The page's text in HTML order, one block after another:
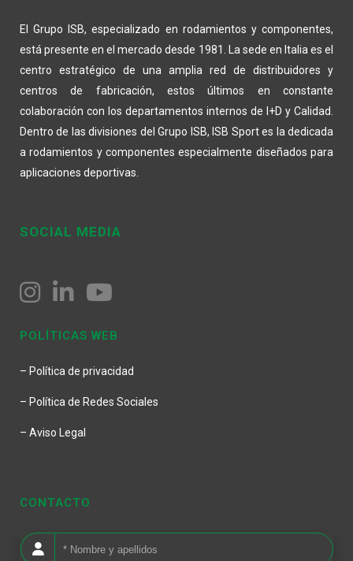
El Grupo ISB, especializado en rodamientos y componentes,
está presente en el mercado desde 1981. La sede en Italia es el
centro estratégico de una amplia red de distribuidores y
centros de fabricación, estos últimos en constante
colaboración con los departamentos internos de I+D y Calidad.
Dentro de las divisiones del Grupo ISB, ISB Sport es la dedicada
a rodamientos y componentes especialmente diseñados para
aplicaciones deportivas.
SOCIAL MEDIA
POLÍTICAS WEB
– Política de privacidad
– Política de Redes Sociales
– Aviso Legal
CONTACTO